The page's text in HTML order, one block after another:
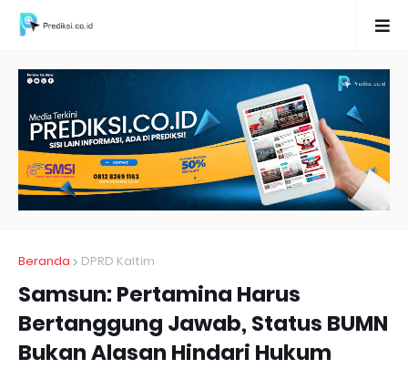
Beranda DPRD Kaltim
Samsun: Pertamina Harus
Bertanggung Jawab, Status BUMN
Bukan Alasan Hindari Hukum